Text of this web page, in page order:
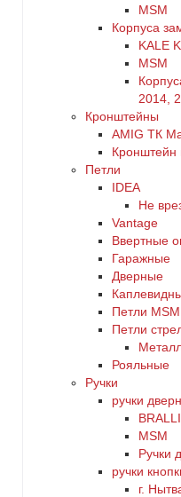
MSM
Корпуса
KALE
MSM
2014,
Кронштейны
AMIG ТК
Кронштейн
Петли
IDEA
Не
Vantage
Ввертные
Гаражные
Дверные
Петли MSM
Петли
Рояльные
Ручки
ручки
BRALLI
MSM
Ручки
ручки
г.